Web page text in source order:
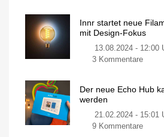
Smarte
Neuerscheinung
ausprobiert
Die
ersten
Leak
App
Innr startet neue
mit Design-Fokus
13.08.2024 - 12:00
3 Kommentarezu
neue
mit
Der neue Echo Hub
werden
21.02.2024 - 15:01
9 Kommentarezu